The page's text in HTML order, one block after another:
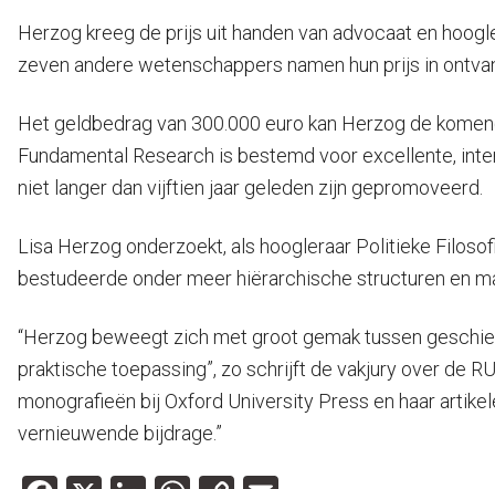
Herzog kreeg de prijs uit handen van advocaat en
zeven andere wetenschappers namen hun prijs in
Het geldbedrag van 300.000 euro kan Herzog de
Fundamental Research is bestemd voor excellente,
niet langer dan vijftien jaar geleden zijn gepromoveerd.
Lisa Herzog onderzoekt, als hoogleraar Politieke
bestudeerde onder meer hiërarchische structuren en
“Herzog beweegt zich met groot gemak tussen
praktische toepassing”, zo schrijft de vakjury over de
monografieën bij Oxford University Press en haar
vernieuwende bijdrage.”